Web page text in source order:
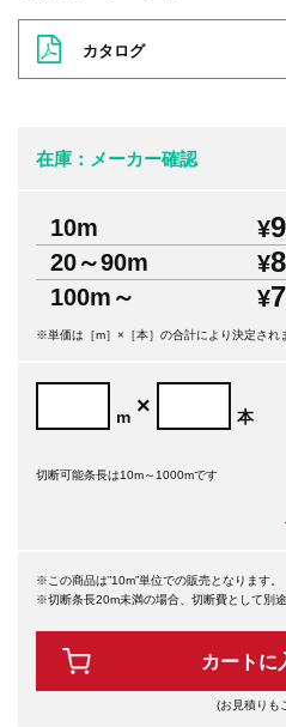
カタログ
在庫：メーカー確認
10m ¥
20～90m ¥
100m～ ¥
※単価は［m］×［本］の合計により決定され
m × 本
切断可能条長は10m～1000mです
※この商品は”10m”単位での販売となります。
※切断条長20m未満の場合、切断費として別
カートに
(お見積りも